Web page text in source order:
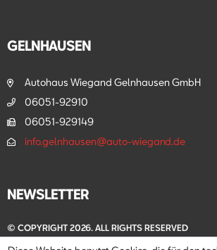
GELNHAUSEN
Autohaus Wiegand Gelnhausen GmbH
06051-92910
06051-929149
info.gelnhausen@auto-wiegand.de
NEWSLETTER
© COPYRIGHT 2026. ALL RIGHTS RESERVED